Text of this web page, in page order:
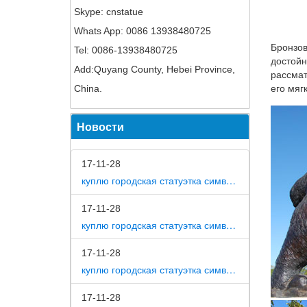
Skype: cnstatue
Whats App: 0086 13938480725
Tel: 0086-13938480725
Add:Quyang County, Hebei Province,
China.
Новости
17-11-28
куплю городская статуэтка символ собака в дом
17-11-28
куплю городская статуэтка символ собака в метро москвы
17-11-28
куплю городская статуэтка символ собака на площади революции
17-11-28
H & D
по
Когда
его